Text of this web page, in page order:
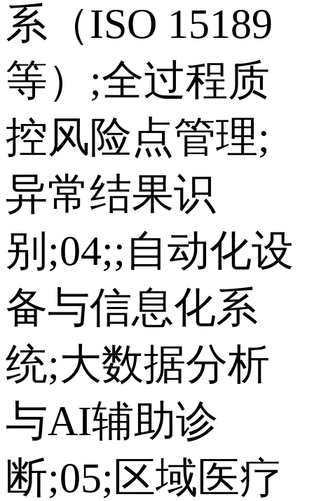
系（ISO 15189
等）;全过程质
控风险点管理;
异常结果识
别;04;;自动化设
备与信息化系
统;大数据分析
与AI辅助诊
断;05;区域医疗